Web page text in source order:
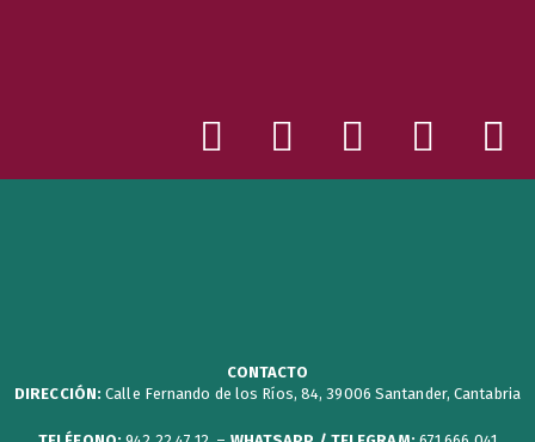
X
-
e
F
a
o
k
Y
o
I
n
a
N
e
e
CONTACTO
DIRECCIÓN: Calle Fernando de los Ríos, 84, 39006 Santander, Cantabria